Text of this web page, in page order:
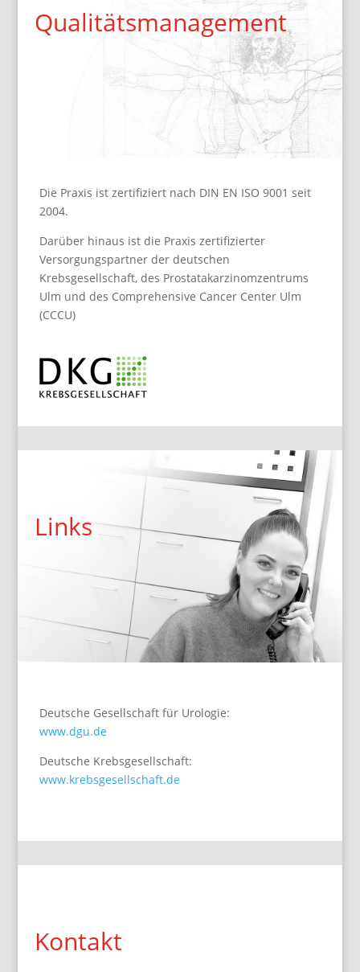
Qualitätsmanagement
Die Praxis ist zertifiziert nach DIN EN ISO 9001 seit
2004.
Darüber hinaus ist die Praxis zertifizierter
Versorgungspartner der deutschen
Krebsgesellschaft, des Prostatakarzinomzentrums
Ulm und des Comprehensive Cancer Center Ulm
(CCCU)
Links
Deutsche Gesellschaft für Urologie:
www.dgu.de
Deutsche Krebsgesellschaft:
www.krebsgesellschaft.de
Kontakt